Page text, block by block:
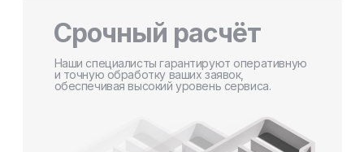
Срочный расчёт
Наши специалисты гарантируют оперативную
и точную обработку ваших заявок,
обеспечивая высокий уровень сервиса.